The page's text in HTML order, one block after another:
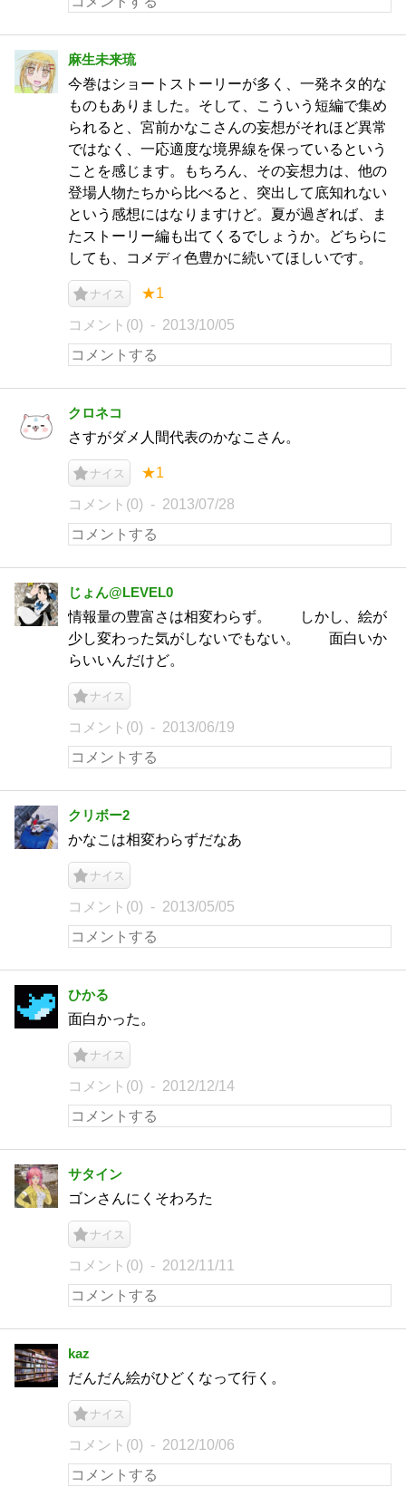
麻生未来琉
今巻はショートストーリーが多く、一発ネタ的な
ものもありました。そして、こういう短編で集め
られると、宮前かなこさんの妄想がそれほど異常
ではなく、一応適度な境界線を保っているという
ことを感じます。もちろん、その妄想力は、他の
登場人物たちから比べると、突出して底知れない
という感想にはなりますけど。夏が過ぎれば、ま
たストーリー編も出てくるでしょうか。どちらに
しても、コメディ色豊かに続いてほしいです。
ナイス ★1
コメント(0) 2013/10/05
クロネコ
さすがダメ人間代表のかなこさん。
ナイス ★1
コメント(0) 2013/07/28
じょん@LEVEL0
情報量の豊富さは相変わらず。 しかし、絵が
少し変わった気がしないでもない。 面白いか
らいいんだけど。
ナイス
コメント(0) 2013/06/19
クリボー2
かなこは相変わらずだなあ
ナイス
コメント(0) 2013/05/05
ひかる
面白かった。
ナイス
コメント(0) 2012/12/14
サタイン
ゴンさんにくそわろた
ナイス
コメント(0) 2012/11/11
kaz
だんだん絵がひどくなって行く。
ナイス
コメント(0) 2012/10/06